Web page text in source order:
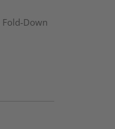
Down